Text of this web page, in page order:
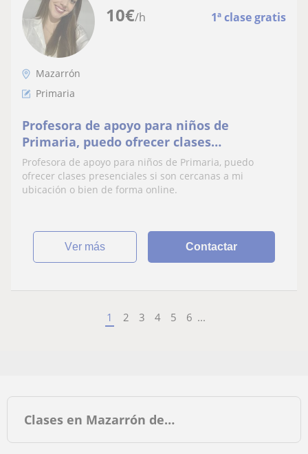
10€/h 1ª clase gratis
Mazarrón
Primaria
Profesora de apoyo para niños de
Primaria, puedo ofrecer clases
presenciales si son cercanas a mi
ubicación o bien de forma online
Profesora de apoyo para niños de Primaria, puedo
ofrecer clases presenciales si son cercanas a mi
ubicación o bien de forma online.
ver más Contactar
1 2 3 4 5 6 ...
Clases en Mazarrón de…